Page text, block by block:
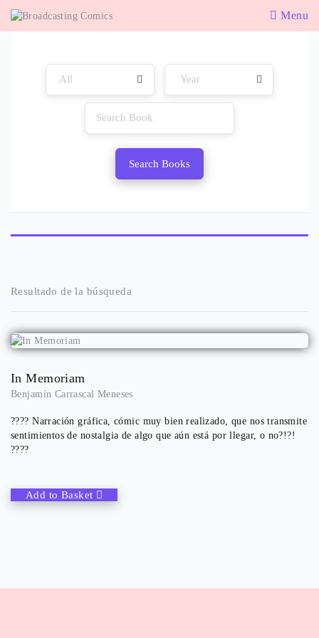
Menu
Search Books
Resultado de la búsqueda
In Memoriam
Benjamín Carrascal Meneses
???? Narración gráfica, cómic muy bien realizado, que nos transmite
sentimientos de nostalgia de algo que aún está por llegar, o no?!?!
????
Add to Basket